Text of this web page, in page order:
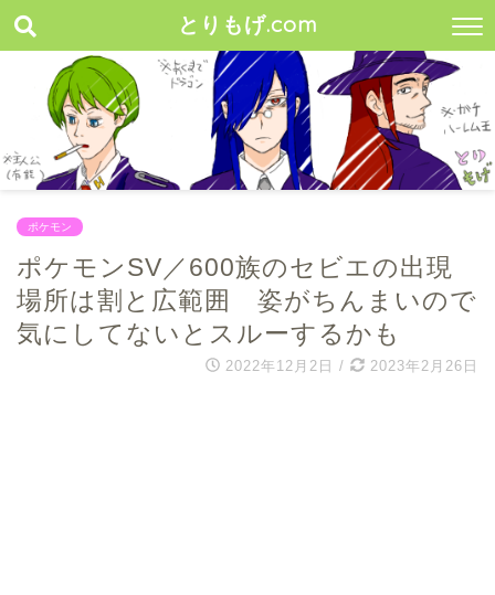
とりもげ.com
ポケモン
ポケモンSV／600族のセビエの出現
場所は割と広範囲 姿がちんまいので
気にしてないとスルーするかも
2022年12月2日 / 2023年2月26日